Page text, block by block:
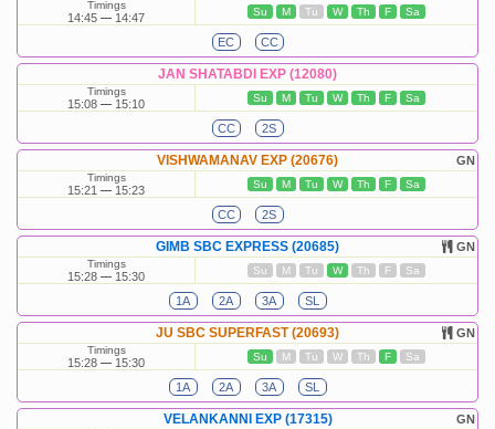
Timings
14:45 14:47 Su M Tu W Th F Sa
EC CC
JAN SHATABDI EXP (12080)
Timings
15:08 15:10 Su M Tu W Th F Sa
CC 2S
GN
VISHWAMANAV EXP (20676)
Timings
15:21 15:23 Su M Tu W Th F Sa
CC 2S
GN
GIMB SBC EXPRESS (20685)
Timings
15:28 15:30 Su M Tu W Th F Sa
1A 2A 3A SL
GN
JU SBC SUPERFAST (20693)
Timings
15:28 15:30 Su M Tu W Th F Sa
1A 2A 3A SL
GN
VELANKANNI EXP (17315)